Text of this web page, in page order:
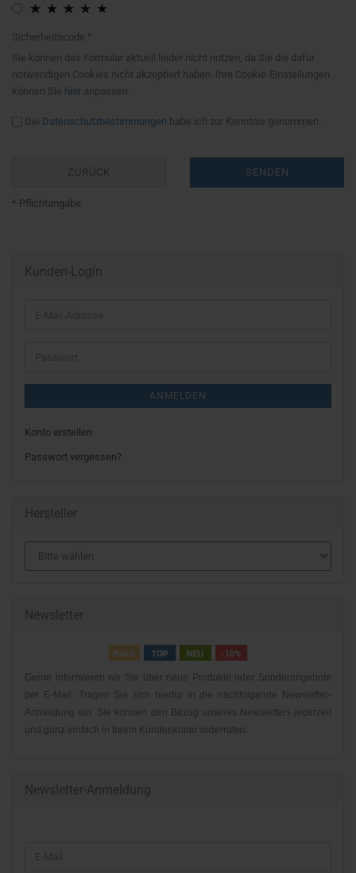
Sicherheitscode
Sie können das Formular aktuell leider nicht nutzen, da Sie die dafür
notwendigen Cookies nicht akzeptiert haben. Ihre Cookie-Einstellungen
können Sie hier anpassen.
Die Datenschutzbestimmungen habe ich zur Kenntnis genommen.
ZURÜCK SENDEN
* Pflichtangabe
Kunden-Login
ANMELDEN
Konto erstellen
Passwort vergessen?
Hersteller
Newsletter
Gerne informieren wir Sie über neue Produkte oder Sonderangebote
per E-Mail. Tragen Sie sich hierfür in die nachfolgende Newsletter-
Anmeldung ein. Sie können den Bezug unseres Newsletters jederzeit
und ganz einfach in Ihrem Kundenkonto widerrufen.
Newsletter-Anmeldung